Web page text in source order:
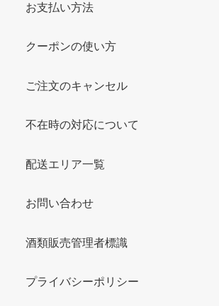
お支払い方法
クーポンの使い方
ご注文のキャンセル
不在時の対応について
配送エリア一覧
お問い合わせ
酒類販売管理者標識
プライバシーポリシー